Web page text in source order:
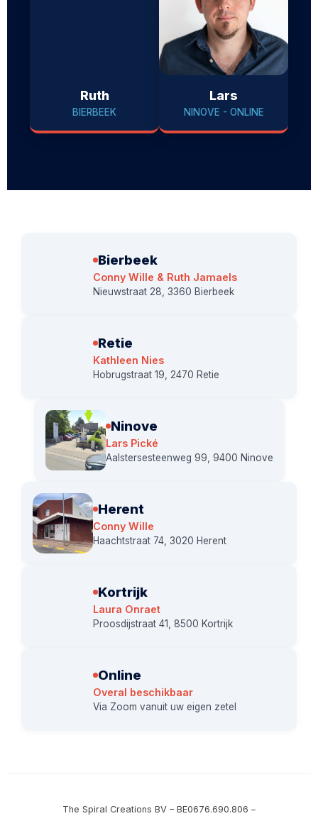
Ruth
BIERBEEK
Lars
NINOVE - ONLINE
Bierbeek
Conny Wille & Ruth Jamaels
Nieuwstraat 28, 3360 Bierbeek
Retie
Kathleen Nies
Hobrugstraat 19, 2470 Retie
Ninove
Lars Pické
Aalstersesteenweg 99, 9400 Ninove
Herent
Conny Wille
Haachtstraat 74, 3020 Herent
Kortrijk
Laura Onraet
Proosdijstraat 41, 8500 Kortrijk
Online
Overal beschikbaar
Via Zoom vanuit uw eigen zetel
The Spiral Creations BV – BE0676.690.806 –